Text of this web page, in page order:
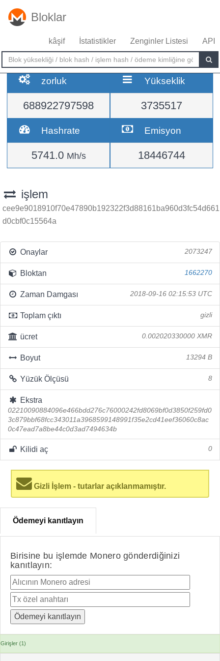
Bloklar
kâşif İstatistikler Zenginler Listesi API
zorluk
688922797598
Yükseklik
3735517
Hashrate
5741.0 Mh/s
Emisyon
18446744
işlem
cee9e9018910f70e47890b192322f3d88161ba960d3fc54d661
d0cbf0c15564a
Onaylar 2073247
Bloktan 1662270
Zaman Damgası 2018-09-16 02:15:53 UTC
Toplam çıktı gizli
ücret 0.002020330000 XMR
Boyut 13294 B
Yüzük Ölçüsü 8
Ekstra
02210090884096e466bdd276c76000242fd8069bf0d3850f259fd0
3c879bbf68fcc343011a3968599148991f35e2cd41eef36060c8ac
0c47ead7a8be44c0d3ad7494634b
Kilidi aç 0
Gizli İşlem - tutarlar açıklanmamıştır.
Ödemeyi kanıtlayın
Birisine bu işlemde Monero gönderdiğinizi
kanıtlayın:
Girişler (1)